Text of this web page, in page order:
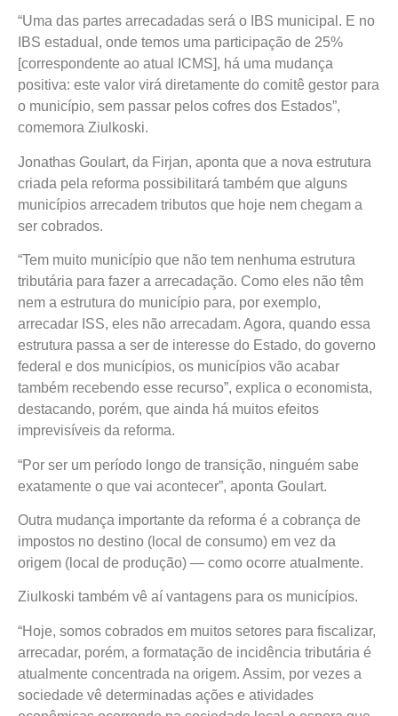
“Uma das partes arrecadadas será o IBS municipal. E no
IBS estadual, onde temos uma participação de 25%
[correspondente ao atual ICMS], há uma mudança
positiva: este valor virá diretamente do comitê gestor para
o município, sem passar pelos cofres dos Estados”,
comemora Ziulkoski.
Jonathas Goulart, da Firjan, aponta que a nova estrutura
criada pela reforma possibilitará também que alguns
municípios arrecadem tributos que hoje nem chegam a
ser cobrados.
“Tem muito município que não tem nenhuma estrutura
tributária para fazer a arrecadação. Como eles não têm
nem a estrutura do município para, por exemplo,
arrecadar ISS, eles não arrecadam. Agora, quando essa
estrutura passa a ser de interesse do Estado, do governo
federal e dos municípios, os municípios vão acabar
também recebendo esse recurso”, explica o economista,
destacando, porém, que ainda há muitos efeitos
imprevisíveis da reforma.
“Por ser um período longo de transição, ninguém sabe
exatamente o que vai acontecer”, aponta Goulart.
Outra mudança importante da reforma é a cobrança de
impostos no destino (local de consumo) em vez da
origem (local de produção) — como ocorre atualmente.
Ziulkoski também vê aí vantagens para os municípios.
“Hoje, somos cobrados em muitos setores para fiscalizar,
arrecadar, porém, a formatação de incidência tributária é
atualmente concentrada na origem. Assim, por vezes a
sociedade vê determinadas ações e atividades